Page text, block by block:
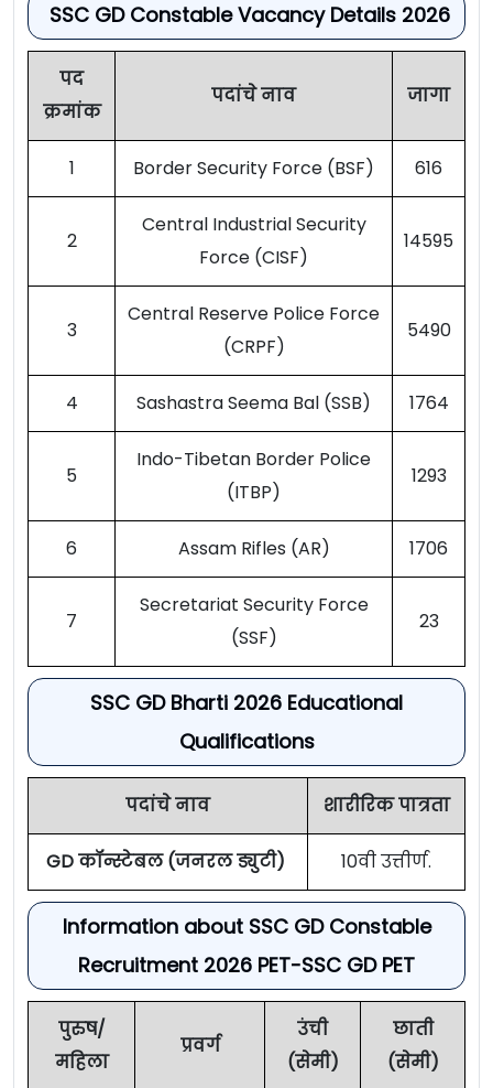
SSC GD Constable Vacancy Details 2026
पद
क्रमांक
पदांचे नाव जागा
1 Border Security Force (BSF) 616
2
Central Industrial Security
Force (CISF)
14595
3
Central Reserve Police Force
(CRPF)
5490
4 Sashastra Seema Bal (SSB) 1764
5
Indo-Tibetan Border Police
(ITBP)
1293
6 Assam Rifles (AR) 1706
7
Secretariat Security Force
(SSF)
23
SSC GD Bharti 2026 Educational
Qualifications
पदांचे नाव शारीरिक पात्रता
GD कॉन्स्टेबल (जनरल ड्युटी) 10वी उत्तीर्ण.
Information about SSC GD Constable
Recruitment 2026 PET-SSC GD PET
पुरुष/
महिला
प्रवर्ग
उंची
(सेमी)
छाती
(सेमी)